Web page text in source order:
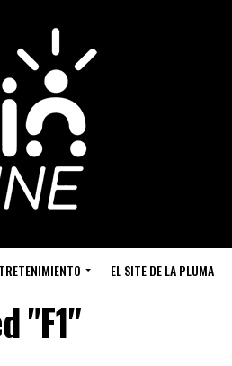
EL SITE DE LA PLUMA
"F1"